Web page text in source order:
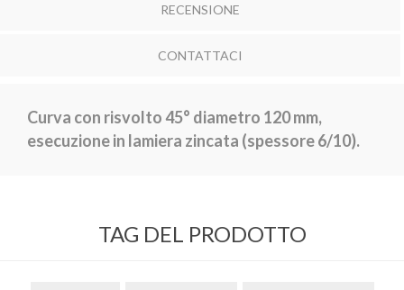
RECENSIONE
CONTATTACI
Curva con risvolto 45° diametro 120 mm,
esecuzione in lamiera zincata (spessore 6/10).
TAG DEL PRODOTTO